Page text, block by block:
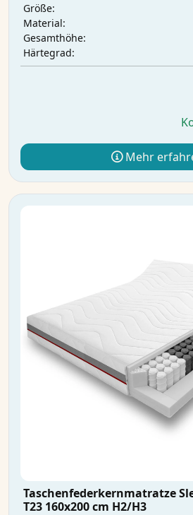
Größe:
Material:
Gesamthöhe:
Härtegrad:
Mehr
Taschenfederkernmatratze
T23 160x200 cm H2/H3